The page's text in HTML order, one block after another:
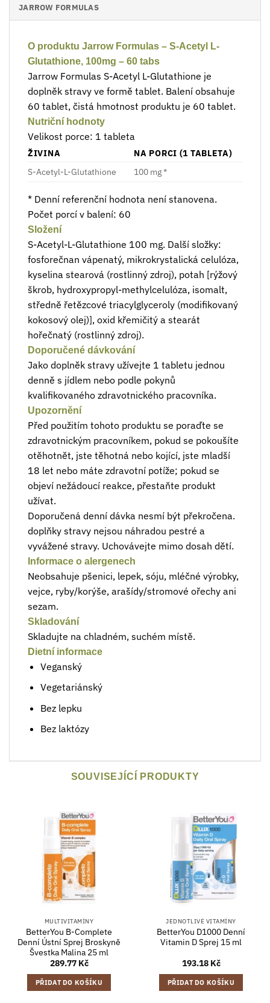
JARROW FORMULAS
O produktu Jarrow Formulas – S-Acetyl L-
Glutathione, 100mg – 60 tabs
Jarrow Formulas S-Acetyl L-Glutathione je
doplněk stravy ve formě tablet. Balení obsahuje
60 tablet, čistá hmotnost produktu je 60 tablet.
Nutriční hodnoty
Velikost porce: 1 tableta
ŽIVINA
NA PORCI (1 TABLETA)
S-Acetyl-L-Glutathione
100 mg *
* Denní referenční hodnota není stanovena.
Počet porcí v balení: 60
Složení
S-Acetyl-L-Glutathione 100 mg. Další složky:
fosforečnan vápenatý, mikrokrystalická celulóza,
kyselina stearová (rostlinný zdroj), potah [rýžový
škrob, hydroxypropyl-methylcelulóza, isomalt,
středně řetězcové triacylglyceroly (modifikovaný
kokosový olej)], oxid křemičitý a stearát
hořečnatý (rostlinný zdroj).
Doporučené dávkování
Jako doplněk stravy užívejte 1 tabletu jednou
denně s jídlem nebo podle pokynů
kvalifikovaného zdravotnického pracovníka.
Upozornění
Před použitím tohoto produktu se poraďte se
zdravotnickým pracovníkem, pokud se pokoušíte
otěhotnět, jste těhotná nebo kojící, jste mladší
18 let nebo máte zdravotní potíže; pokud se
objeví nežádoucí reakce, přestaňte produkt
užívat.
Doporučená denní dávka nesmí být překročena.
doplňky stravy nejsou náhradou pestré a
vyvážené stravy. Uchovávejte mimo dosah dětí.
Informace o alergenech
Neobsahuje pšenici, lepek, sóju, mléčné výrobky,
vejce, ryby/korýše, arašídy/stromové ořechy ani
sezam.
Skladování
Skladujte na chladném, suchém místě.
Dietní informace
Veganský
Vegetariánský
Bez lepku
Bez laktózy
SOUVISEJÍCÍ PRODUKTY
MULTIVITAMÍNY
BetterYou B-Complete
Denní Ústní Sprej Broskyně
Švestka Malina 25 ml
289.77 Kč
PŘIDAT DO KOŠÍKU
JEDNOTLIVÉ VITAMÍNY
BetterYou D1000 Denní
Vitamin D Sprej 15 ml
193.18 Kč
PŘIDAT DO KOŠÍKU